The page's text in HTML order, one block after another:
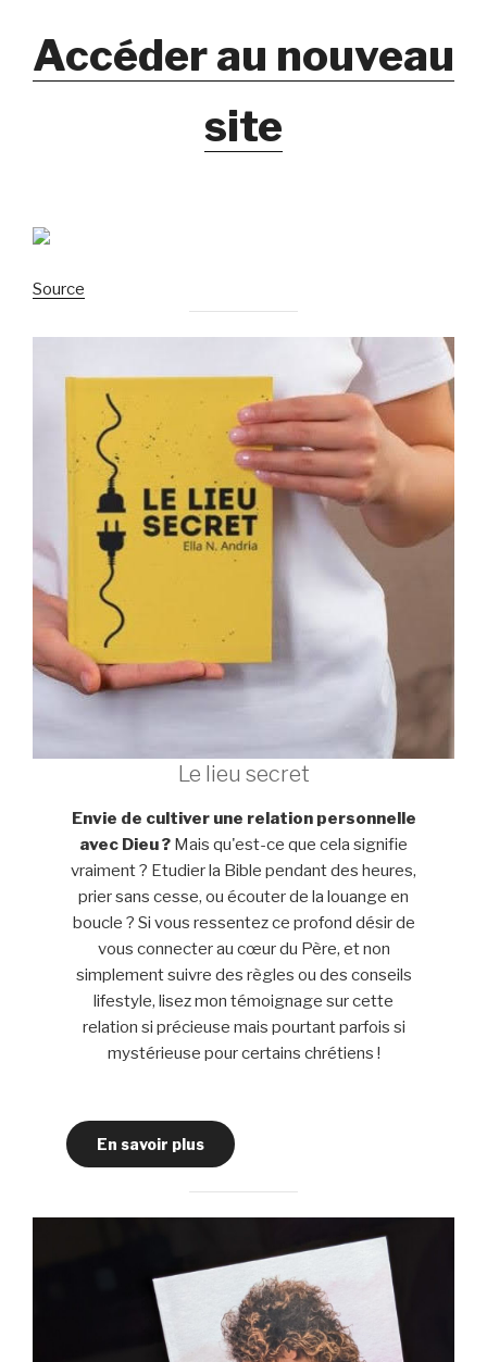
Accéder au nouveau
site
Source
Le lieu secret
Envie de cultiver une relation personnelle
avec Dieu ? Mais qu'est-ce que cela signifie
vraiment ? Etudier la Bible pendant des heures,
prier sans cesse, ou écouter de la louange en
boucle ? Si vous ressentez ce profond désir de
vous connecter au cœur du Père, et non
simplement suivre des règles ou des conseils
lifestyle, lisez mon témoignage sur cette
relation si précieuse mais pourtant parfois si
mystérieuse pour certains chrétiens !
En savoir plus